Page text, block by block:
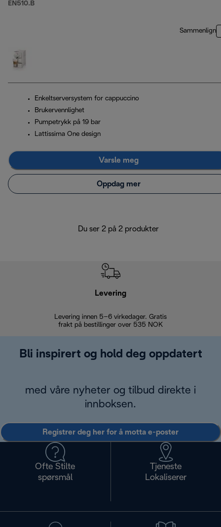
EN510.B
Sammenlign
Enkeltserversystem for cappuccino
Brukervennlighet
Pumpetrykk på 19 bar
Lattissima One design
Varsle meg
Oppdag mer
Du ser 2 på 2 produkter
Levering
Levering innen 5–6 virkedager. Gratis
frakt på bestillinger over 535 NOK
Bli inspirert og hold deg oppdatert
med våre nyheter og tilbud direkte i
innboksen.
Registrer deg her for å motta e-poster
Ofte Stilte
spørsmål
Tjeneste
Lokaliserer